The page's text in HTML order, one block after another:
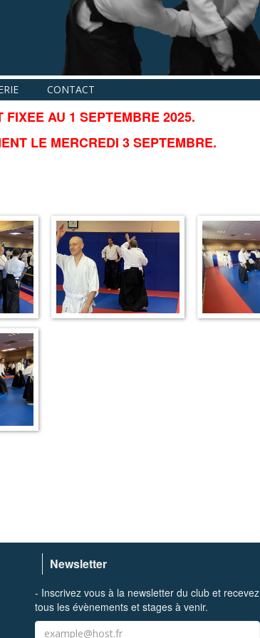
CONTACT
AU 1 SEPTEMBRE 2025.
LE MERCREDI 3 SEPTEMBRE.
Newsletter
- Inscrivez vous à la newsletter du club et recevez
tous les évènements et stages à venir.